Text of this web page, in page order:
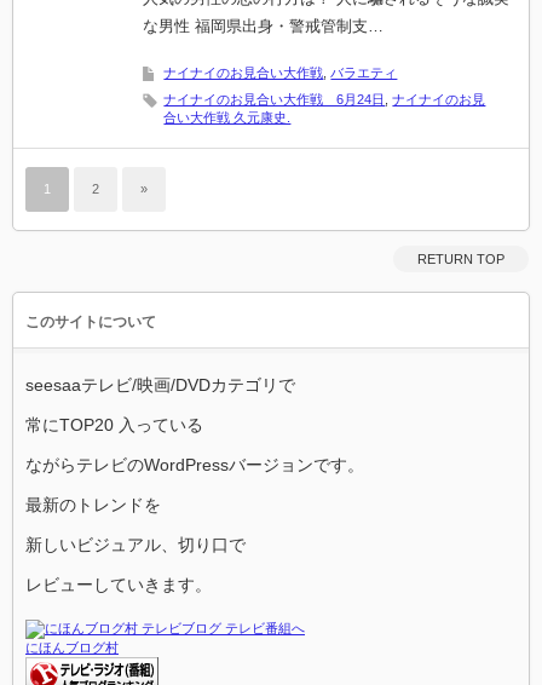
な男性 福岡県出身・警戒管制支…
ナイナイのお見合い大作戦 バラエティ
ナイナイのお見合い大作戦 6月24日
,ナイナイのお見
合い大作戦 久元康史.
1 2 »
RETURN TOP
このサイトについて
seesaaテレビ/映画/DVDカテゴリで
常にTOP20 入っている
ながらテレビのWordPressバージョンです。
最新のトレンドを
新しいビジュアル、切り口で
レビューしていきます。
にほんブログ村